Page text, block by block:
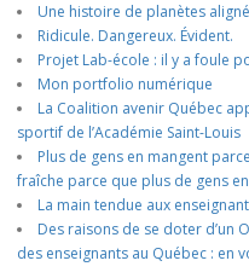
Une histoire de planètes
Ridicule. Dangereux. Évident.
Projet Lab-école : il y a foule
Mon portfolio numérique
La Coalition avenir Québec
sportif de l’Académie Saint-Louis
Plus de gens en mangent
fraîche parce que plus de gens
La main tendue aux
Des raisons de se doter d’un
des enseignants au Québec : en